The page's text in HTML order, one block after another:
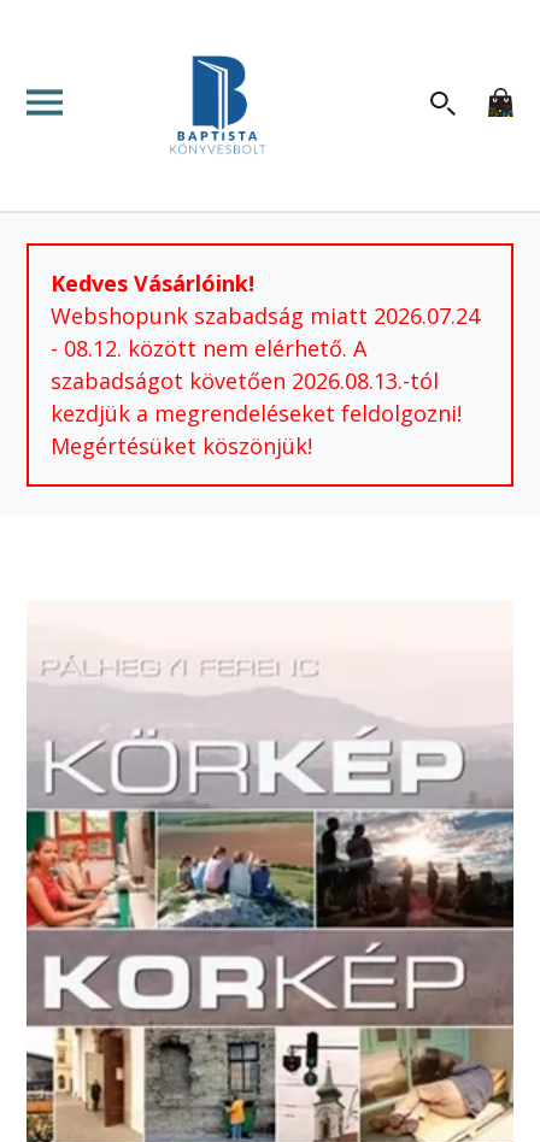
Kedves Vásárlóink!
Webshopunk szabadság miatt 2026.07.24
- 08.12. között nem elérhető. A
szabadságot követően 2026.08.13.-tól
kezdjük a megrendeléseket feldolgozni!
Megértésüket köszönjük!